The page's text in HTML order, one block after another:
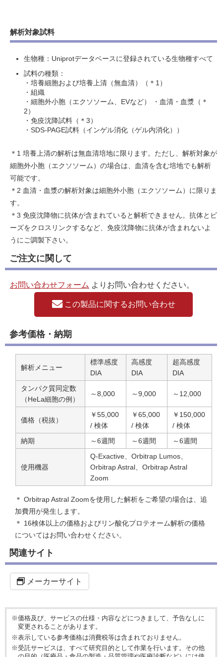
解析対象試料
生物種：Uniprotデータベースに登録されている生物種すべて
試料の種類：
・培養細胞および培養上清（無血清）（＊1）
・組織
・細胞外小胞（エクソソーム、EVなど） ・血清・血漿（＊
2）
・免疫沈降試料（＊3）
・SDS‐PAGE試料（インゲル消化（ゲル内消化））
＊1 培養上清の解析は無血清培地に限ります。ただし、解析対象が
細胞外小胞（エクソソーム）の場合は、血清を含む培地でも解析
可能です。
＊2 血清・血漿の解析対象は細胞外小胞（エクソソーム）に限りま
す。
＊3 免疫沈降物に抗体が含まれていると解析できません。抗体とビ
ーズをクロスリンクするなど、免疫沈降物に抗体が含まれないよ
うにご調製下さい。
ご注文に関して
お問い合わせフォーム よりお問い合わせください。
この製品に関するお問い合わせ
参考価格・納期
解析メニュー
標準感度
DIA
高感度
DIA
超高感度
DIA
タンパク質同定数
（HeLa細胞の例）
～8,000 ～9,000 ～12,000
価格（税抜）
￥55,000
/ 検体
￥65,000
/ 検体
￥150,000
/ 検体
納期
～6週間 ～6週間 ～6週間
使用機器
Q-Exactive、Orbitrap Lumos、
Orbitrap Astral、Orbitrap Astral
Zoom
＊ Orbitrap Astral Zoomを使用した解析をご希望の場合は、追
加費用が発生します。
＊ 16検体以上の価格およびリン酸化プロテオーム解析の価格
についてはお問い合わせください。
関連サイト
メーカーサイト
※価格及び、サービスの仕様・内容などにつきまして、予告なしに
変更されることがあります。
※表示している参考価格は消費税等は含まれておりません。
※受託サービスは、すべて研究目的として作業を行います。その他